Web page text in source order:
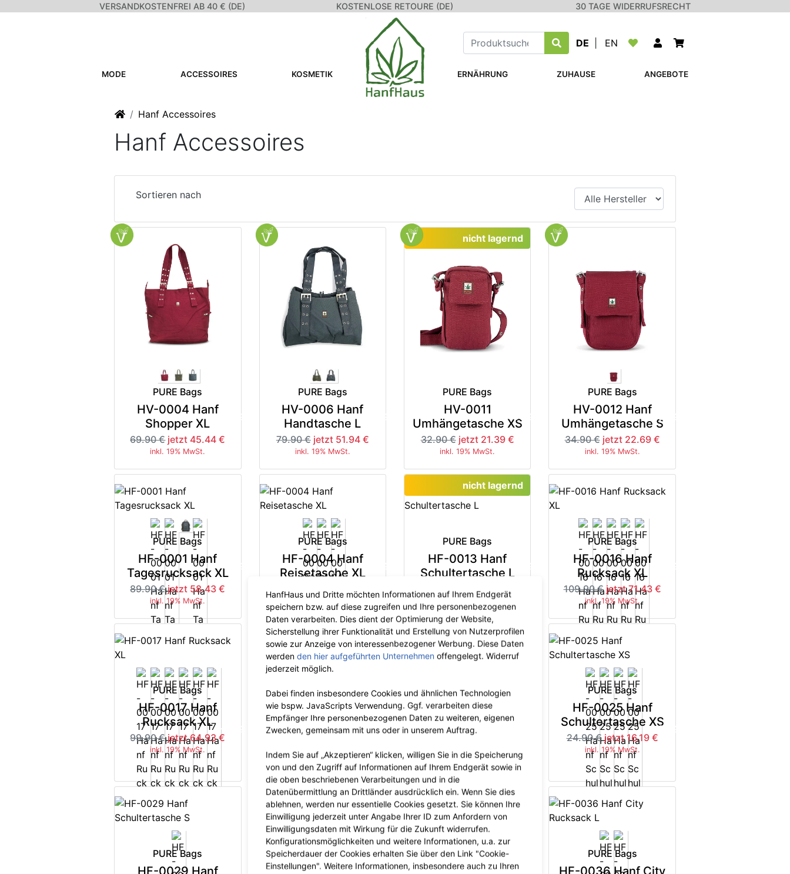
VERSANDKOSTENFREI AB 40 € (DE) KOSTENLOSE RETOURE (DE) 30 TAGE WIDERRUFSRECHT
DE EN
MODE ACCESSOIRES KOSMETIK ERNÄHRUNG ZUHAUSE ANGEBOTE
Startseite
Hanf Accessoires
Hanf Accessoires
Sortieren nach
PURE Bags
HV-0004 Hanf
Shopper XL
69.90 € jetzt 45.44 €
inkl. 19% MwSt.
-35%
PURE Bags
HV-0006 Hanf
Handtasche L
79.90 € jetzt 51.94 €
inkl. 19% MwSt.
-35%
PURE Bags
HV-0011
Umhängetasche XS
32.90 € jetzt 21.39 €
inkl. 19% MwSt.
nicht lagernd
-35%
PURE Bags
HV-0012 Hanf
Umhängetasche S
34.90 € jetzt 22.69 €
inkl. 19% MwSt.
-35%
PURE Bags
HF-0001 Hanf
Tagesrucksack XL
89.90 € jetzt 58.43 €
inkl. 19% MwSt.
-35%
PURE Bags
HF-0004 Hanf
Reisetasche XL
109.90 € jetzt 71.43 €
inkl. 19% MwSt.
-35%
PURE Bags
HF-0013 Hanf
Schultertasche L
79.90 € jetzt 51.94 €
inkl. 19% MwSt.
nicht lagernd
-35%
PURE Bags
HF-0016 Hanf
Rucksack XL
109.90 € jetzt 71.43 €
inkl. 19% MwSt.
-35%
PURE Bags
HF-0017 Hanf
Rucksack XL
99.90 € jetzt 64.93 €
inkl. 19% MwSt.
-35%
PURE Bags
HF-0019 Hanf
Schultertasche XL
94.90 €
inkl. 19% MwSt.
-35%
PURE Bags
HF-0023 Hanf
Geldbörse mit
Kette
29.90 € jetzt 19.44 €
inkl. 19% MwSt.
PURE Bags
HF-0025 Hanf
Schultertasche XS
24.90 € jetzt 16.19 €
inkl. 19% MwSt.
-35%
PURE Bags
HF-0029 Hanf
PURE Bags
HF-0033 Hanf
PURE Bags
HF-0035 Hanf
PURE Bags
HF-0036 Hanf City
HanfHaus und Dritte möchten Informationen auf Ihrem Endgerät
speichern bzw. auf diese zugreifen und Ihre personenbezogenen
Daten verarbeiten. Dies dient der Optimierung der Website,
Sicherstellung ihrer Funktionalität und Erstellung von Nutzerprofilen
sowie zur Anzeige von interessenbezogener Werbung. Diese Daten
werden den hier aufgeführten Unternehmen offengelegt. Widerruf
jederzeit möglich.
Dabei finden insbesondere Cookies und ähnlichen Technologien
wie bspw. JavaScripts Verwendung. Ggf. verarbeiten diese
Empfänger Ihre personenbezogenen Daten zu weiteren, eigenen
Zwecken, gemeinsam mit uns oder in unserem Auftrag.
Indem Sie auf „Akzeptieren“ klicken, willigen Sie in die Speicherung
von und den Zugriff auf Informationen auf Ihrem Endgerät sowie in
die oben beschriebenen Verarbeitungen und in die
Datenübermittlung an Drittländer ausdrücklich ein. Wenn Sie dies
ablehnen, werden nur essentielle Cookies gesetzt. Sie können Ihre
Einwilligung jederzeit unter Angabe Ihrer ID zum Anfordern von
Einwilligungsdaten mit Wirkung für die Zukunft widerrufen.
Konfigurationsmöglichkeiten und weitere Informationen, u.a. zur
Speicherdauer der Cookies erhalten Sie über den Link "Cookie-
Einstellungen". Weitere Informationen, insbesondere auch zu Ihren